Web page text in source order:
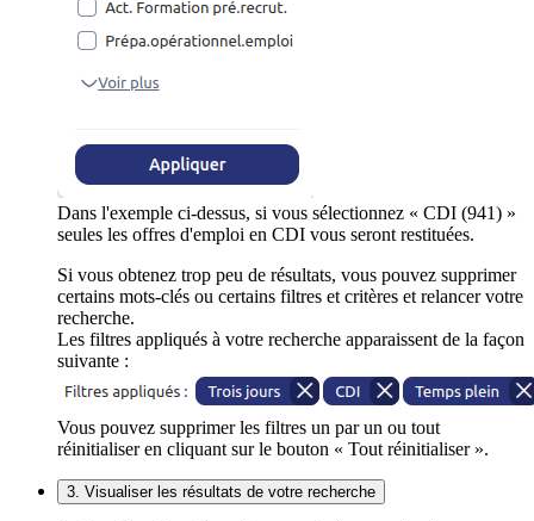
Dans l'exemple ci-dessus, si vous sélectionnez « CDI (941) »
seules les offres d'emploi en CDI vous seront restituées.
Si vous obtenez trop peu de résultats, vous pouvez supprimer
certains mots-clés ou certains filtres et critères et relancer votre
recherche.
Les filtres appliqués à votre recherche apparaissent de la façon
suivante :
Vous pouvez supprimer les filtres un par un ou tout
réinitialiser en cliquant sur le bouton « Tout réinitialiser ».
3. Visualiser les résultats de votre recherche